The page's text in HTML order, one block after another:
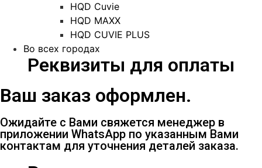
HQD Cuvie
HQD MAXX
HQD CUVIE PLUS
Во всех городах
Реквизиты для оплаты
Ваш заказ оформлен.
Ожидайте с Вами свяжется менеджер в
приложении WhatsApp по указанным Вами
контактам для уточнения деталей заказа.